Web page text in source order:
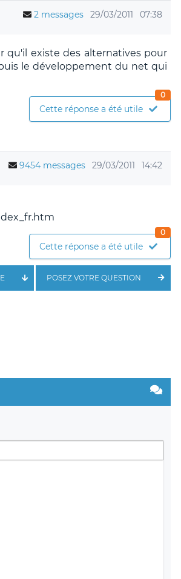
2 messages 29/03/2011 07:38
qu'il existe des alternatives pour
le développement du net qui
Cette réponse a été utile
0
9454 messages 29/03/2011 14:42
Cette réponse a été utile
0
POSEZ VOTRE QUESTION